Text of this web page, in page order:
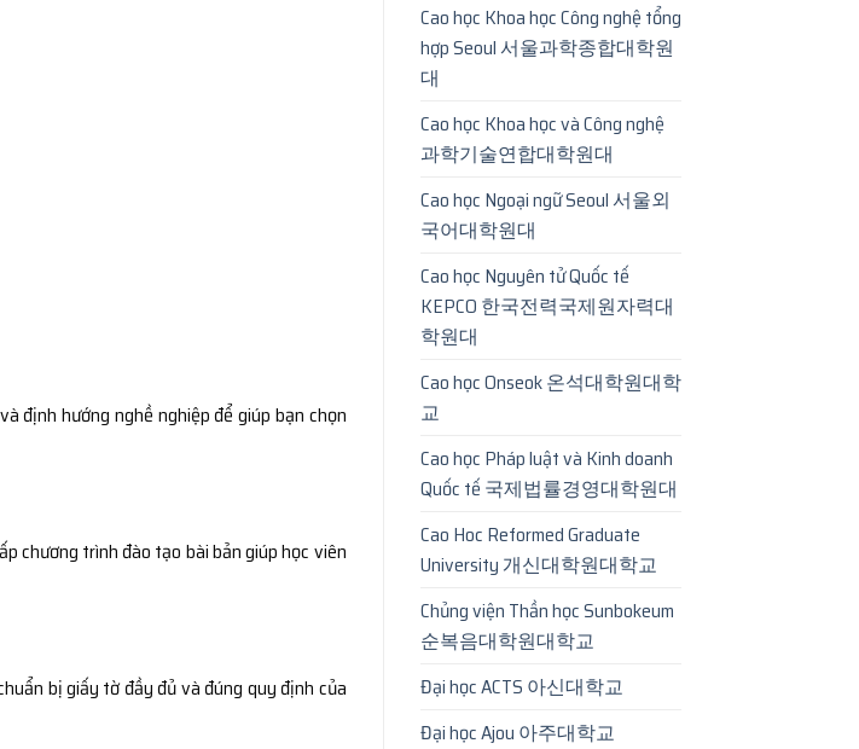
định hướng nghề nghiệp để giúp bạn chọn
chương trình đào tạo bài bản giúp học viên
bị giấy tờ đầy đủ và đúng quy định của
Cao học Khoa học Công nghệ tổng
hợp Seoul 서울과학종합대학원
대
Cao học Khoa học và Công nghệ
과학기술연합대학원대
Cao học Ngoại ngữ Seoul 서울외
국어대학원대
Cao học Nguyên tử Quốc tế
KEPCO 한국전력국제원자력대
학원대
Cao học Onseok 온석대학원대학
교
Cao học Pháp luật và Kinh doanh
Quốc tế 국제법률경영대학원대
Cao Hoc Reformed Graduate
University 개신대학원대학교
Chủng viện Thần học Sunbokeum
순복음대학원대학교
Đại học ACTS 아신대학교
Đại học Ajou 아주대학교